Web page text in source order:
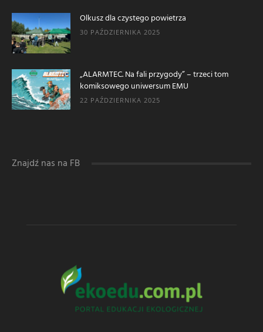
Olkusz dla czystego powietrza
30 PAŹDZIERNIKA 2025
„ALARMTEC. Na fali przygody” – trzeci tom
komiksowego uniwersum EMU
22 PAŹDZIERNIKA 2025
Znajdź nas na FB